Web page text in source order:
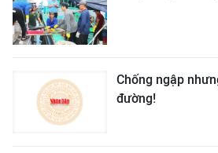
Chống ngập
đường!